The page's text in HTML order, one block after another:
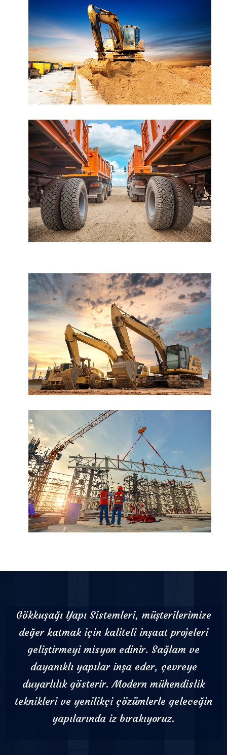
Gökkuşağı Yapı Sistemleri, müşterilerimize
değer katmak için kaliteli inşaat projeleri
geliştirmeyi misyon edinir. Sağlam ve
dayanıklı yapılar inşa eder, çevreye
duyarlılık gösterir. Modern mühendislik
teknikleri ve yenilikçi çözümlerle geleceğin
yapılarında iz bırakıyoruz.